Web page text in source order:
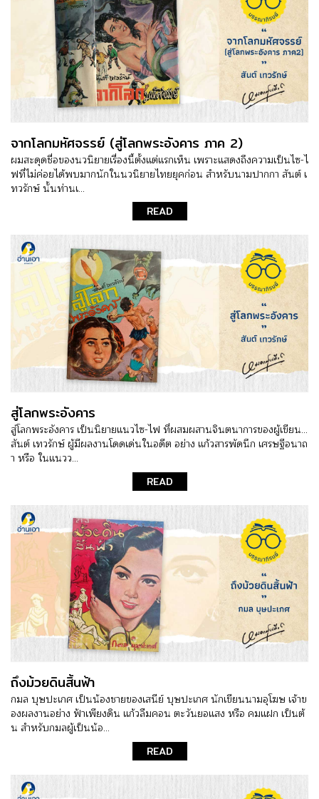
จากโลกมหัศจรรย์ (สู่โลกพระอังคาร ภาค 2)
ผมสะดุดชื่อของนวนิยายเรื่องนี้ตั้งแต่แรกเห็น เพราะแสดงถึงความเป็นไซ-ไ
ฟที่ไม่ค่อยได้พบมากนักในนวนิยายไทยยุคก่อน สำหรับนามปากกา สันต์ เ
ทวรักษ์ นั้นท่านเ...
READ
สู่โลกพระอังคาร
สู่โลกพระอังคาร เป็นนิยายแนวไซ-ไฟ ที่ผสมผสานจินตนาการของผู้เขียน...
สันต์ เทวรักษ์ ผู้มีผลงานโดดเด่นในอดีต อย่าง แก้วสารพัดนึก เศรษฐีอนาถ
า หรือ ในแนวว...
READ
ถึงม้วยดินสิ้นฟ้า
กมล บุษปะเกศ เป็นน้องชายของเสนีย์ บุษปะเกศ นักเขียนนามอุโฆษ เจ้าข
องผลงานอย่าง ฟ้าเพียงดิน แก้วลืมคอน ตะวันยอแสง หรือ คมแฝก เป็นต้
น สำหรับกมลผู้เป็นน้อ...
READ